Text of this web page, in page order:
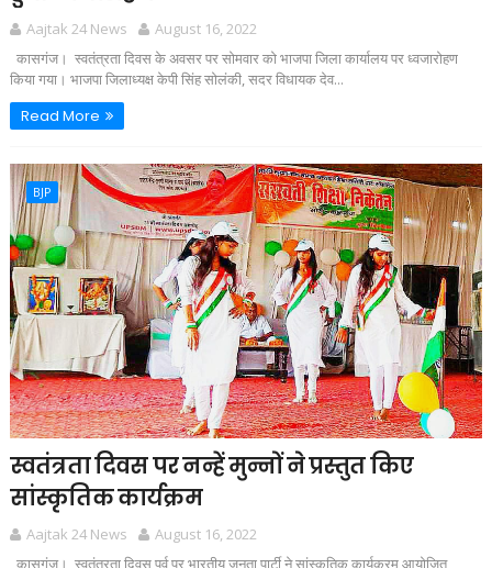
Aajtak 24 News
August 16, 2022
कासगंज। स्वतंत्रता दिवस के अवसर पर सोमवार को भाजपा जिला कार्यालय पर ध्वजारोहण
किया गया। भाजपा जिलाध्यक्ष केपी सिंह सोलंकी, सदर विधायक देव...
Read More
BJP
स्वतंत्रता दिवस पर नन्हें मुन्नों ने प्रस्तुत किए
सांस्कृतिक कार्यक्रम
Aajtak 24 News
August 16, 2022
कासगंज। स्वतंत्रता दिवस पर्व पर भारतीय जनता पार्टी ने सांस्कृतिक कार्यक्रम आयोजित